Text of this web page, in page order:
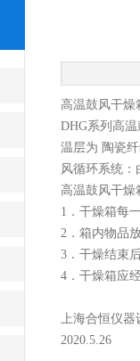
高温鼓风干燥
DHG系列高
温层为 陶瓷
风循环系统：
高温鼓风干燥
1．干燥箱每
2．箱内物品
3．干燥结束
4．干燥箱应
上海合恒仪器
2020.5.26